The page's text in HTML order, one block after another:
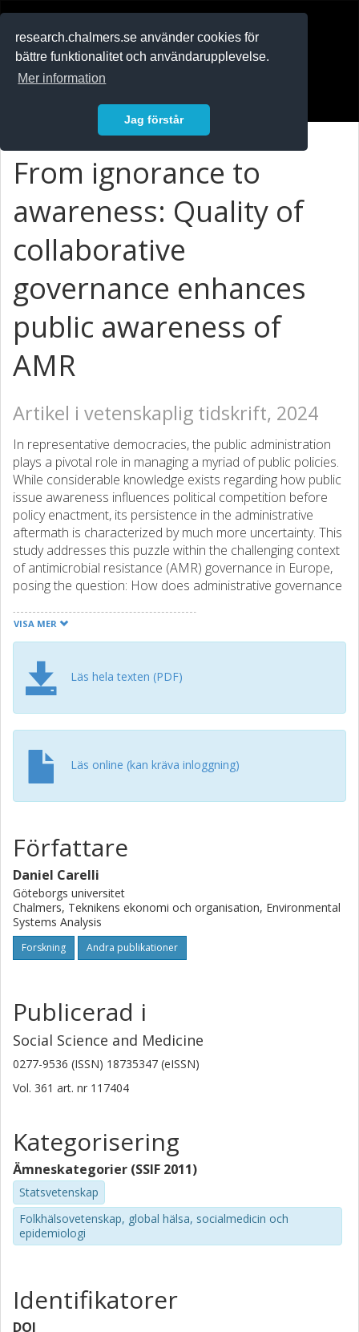
research.chalmers.se använder cookies för
bättre funktionalitet och användarupplevelse.
Mer information
Jag förstår
From ignorance to
awareness: Quality of
collaborative
governance enhances
public awareness of
AMR
Artikel i vetenskaplig tidskrift, 2024
In representative democracies, the public administration
plays a pivotal role in managing a myriad of public policies.
While considerable knowledge exists regarding how public
issue awareness influences political competition before
policy enactment, its persistence in the administrative
aftermath is characterized by much more uncertainty. This
study addresses this puzzle within the challenging context
of antimicrobial resistance (AMR) governance in Europe,
posing the question: How does administrative governance
expert survey data from all EU member states and a
recent Eurobarometer survey measuring behavioral
that different aspects of administrative governance yield
mixed results. Notably, there is a strong and positive
relationship between the quality of collaborative
governance and public awareness. These results
quality in understanding public behavior, particularly in the
context of combating AMR.
VISA MER
Läs hela texten (PDF)
Läs online (kan kräva inloggning)
Författare
Daniel Carelli
Göteborgs universitet
Chalmers, Teknikens ekonomi och organisation, Environmental
Systems Analysis
Forskning Andra publikationer
Publicerad i
Social Science and Medicine
0277-9536 (ISSN) 18735347 (eISSN)
Vol. 361 art. nr 117404
Kategorisering
Ämneskategorier (SSIF 2011)
Statsvetenskap
Folkhälsovetenskap, global hälsa, socialmedicin och
epidemiologi
Identifikatorer
DOI